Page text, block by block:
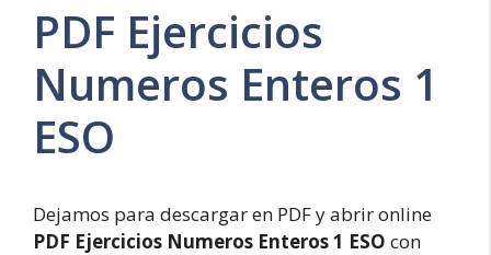
PDF Ejercicios
Numeros Enteros 1
ESO
Dejamos para descargar en PDF y abrir online
PDF Ejercicios Numeros Enteros 1 ESO con